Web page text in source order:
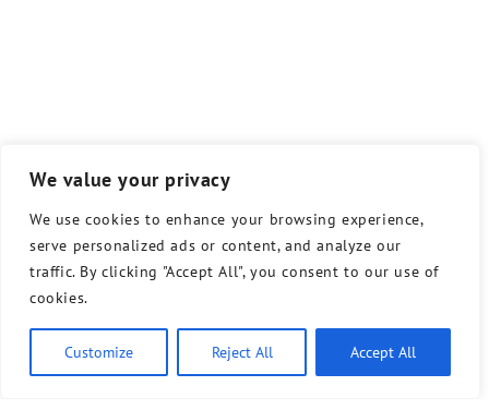
We value your privacy
We use cookies to enhance your browsing experience,
serve personalized ads or content, and analyze our
traffic. By clicking "Accept All", you consent to our use of
cookies.
Customize Reject All Accept All